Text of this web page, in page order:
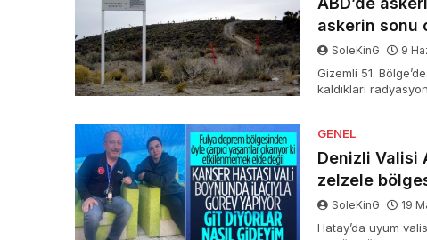
askerin sonu
SoleKinG 9
Gizemli 51.
kaldıkları
GENEL
Denizli Valisi
zelzele
SoleKinG 19
Hatay’da uyum